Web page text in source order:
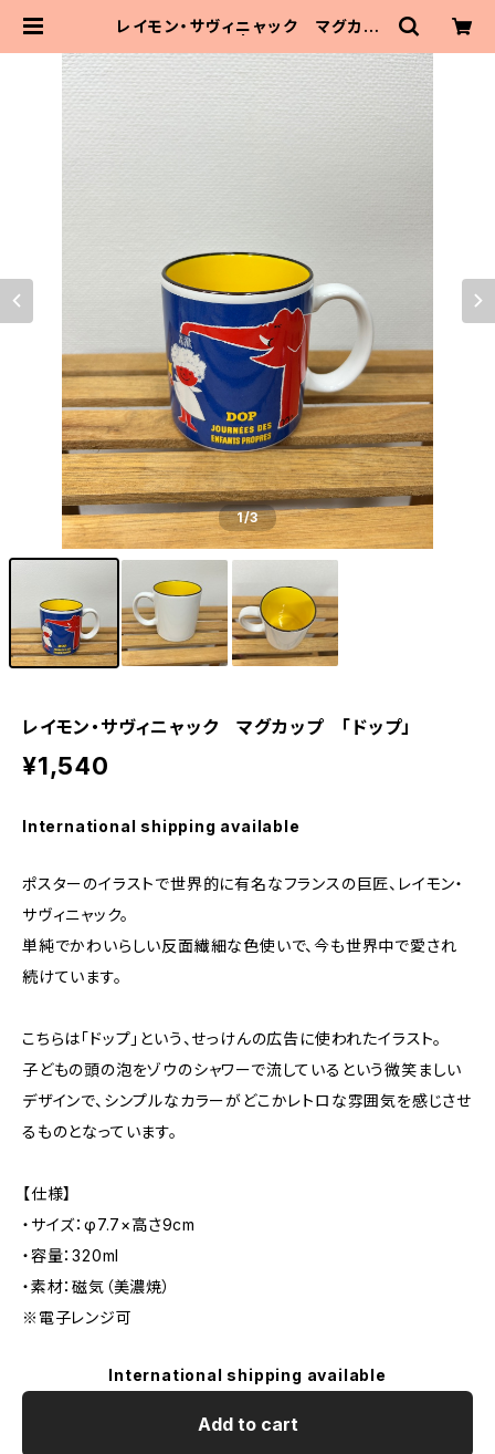
レイモン・サヴィニャック マグカッ
1/3
レイモン・サヴィニャック マグカップ 「ドップ」
¥1,540
International shipping available
ポスターのイラストで世界的に有名なフランスの巨匠、レイモン・
サヴィニャック。
単純でかわいらしい反面繊細な色使いで、今も世界中で愛され
続けています。
こちらは「ドップ」という、せっけんの広告に使われたイラスト。
子どもの頭の泡をゾウのシャワーで流しているという微笑ましい
デザインで、シンプルなカラーがどこかレトロな雰囲気を感じさせ
るものとなっています。
【仕様】
・サイズ：φ7.7×高さ9cm
・容量：320ml
・素材：磁気（美濃焼）
※電子レンジ可
International shipping available
Add to cart